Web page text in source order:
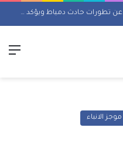
في اتصال هاتفي.. ماكرون يستفسر عن تطورات حادث دمياط ويؤكد تضامن فرنسا مع مصر حكومة وشعباً
موجز الانباء